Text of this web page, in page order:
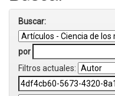
Buscar:
por
Filtros actuales: